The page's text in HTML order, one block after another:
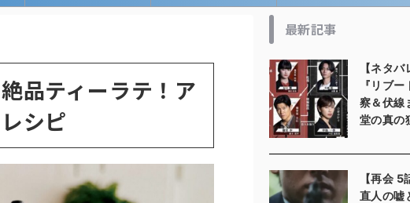
品ティーラテ！ア
シピ
最新記事
【ネタ
『リブ
察＆伏線
堂の真の
【再会 5
直人の嘘